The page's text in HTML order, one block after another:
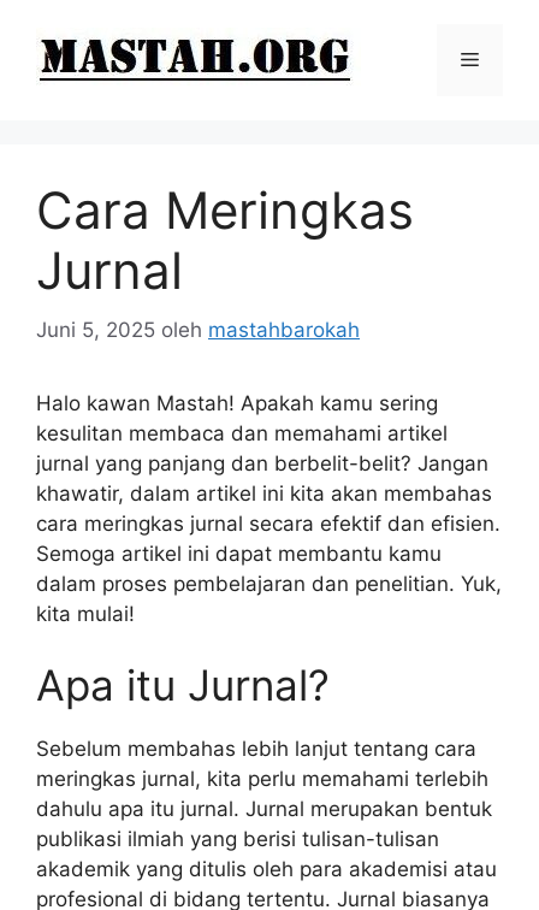
Menu
Cara Meringkas
Jurnal
Juni 5, 2025 oleh mastahbarokah
Halo kawan Mastah! Apakah kamu sering
kesulitan membaca dan memahami artikel
jurnal yang panjang dan berbelit-belit? Jangan
khawatir, dalam artikel ini kita akan membahas
cara meringkas jurnal secara efektif dan efisien.
Semoga artikel ini dapat membantu kamu
dalam proses pembelajaran dan penelitian. Yuk,
kita mulai!
Apa itu Jurnal?
Sebelum membahas lebih lanjut tentang cara
meringkas jurnal, kita perlu memahami terlebih
dahulu apa itu jurnal. Jurnal merupakan bentuk
publikasi ilmiah yang berisi tulisan-tulisan
akademik yang ditulis oleh para akademisi atau
profesional di bidang tertentu. Jurnal biasanya